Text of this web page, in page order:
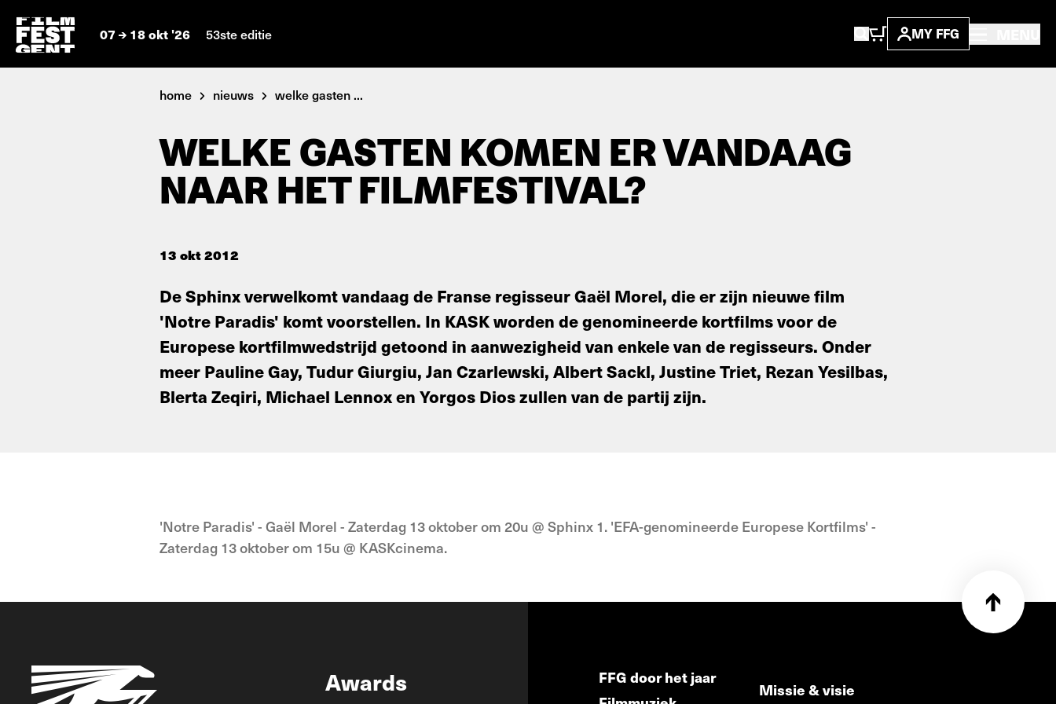
07 18 okt '26 53ste editie MY FFG
home nieuws welke gasten ...
WELKE GASTEN KOMEN ER VANDAAG
NAAR HET FILMFESTIVAL?
13 okt 2012
De Sphinx verwelkomt vandaag de Franse regisseur Gaël Morel, die er zijn nieuwe film
'Notre Paradis' komt voorstellen. In KASK worden de genomineerde kortfilms voor de
Europese kortfilmwedstrijd getoond in aanwezigheid van enkele van de regisseurs. Onder
meer Pauline Gay, Tudur Giurgiu, Jan Czarlewski, Albert Sackl, Justine Triet, Rezan Yesilbas,
Blerta Zeqiri, Michael Lennox en Yorgos Dios zullen van de partij zijn.
'Notre Paradis' - Gaël Morel - Zaterdag 13 oktober om 20u @ Sphinx 1. 'EFA-genomineerde Europese Kortfilms' -
Zaterdag 13 oktober om 15u @ KASKcinema.
Awards
FFG door het jaar
Missie & visie